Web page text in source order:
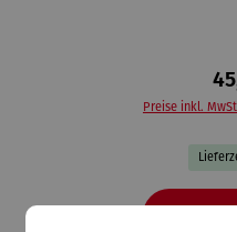
Preise inkl.